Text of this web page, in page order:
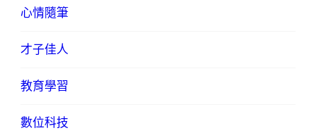
心情隨筆
才子佳人
教育學習
數位科技